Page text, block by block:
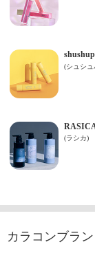
カラコンブラ